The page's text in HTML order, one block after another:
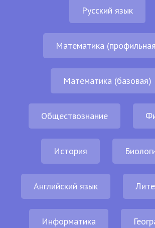
Русский язык
Математика
Математика (базовая)
Обществознание
История
Английский язык
Информатика